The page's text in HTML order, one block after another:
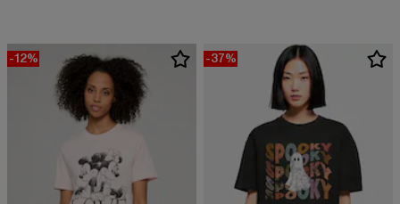
-12% -37%